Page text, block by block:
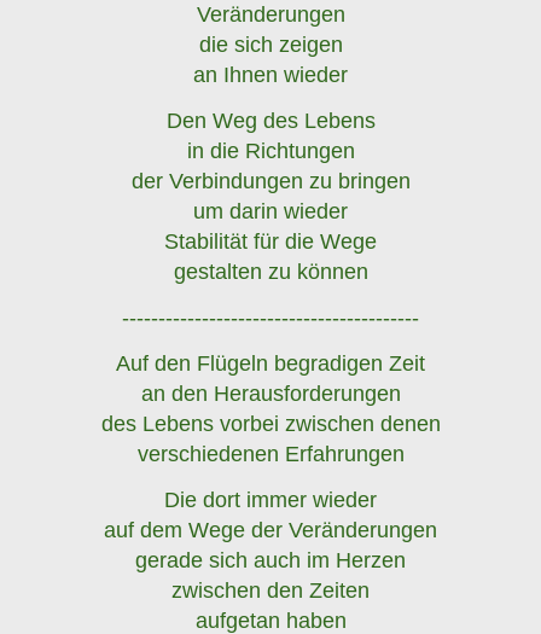
Veränderungen
die sich zeigen
an Ihnen wieder
Den Weg des Lebens
in die Richtungen
der Verbindungen zu bringen
um darin wieder
Stabilität für die Wege
gestalten zu können
-----------------------------------------
Auf den Flügeln begradigen Zeit
an den Herausforderungen
des Lebens vorbei zwischen denen
verschiedenen Erfahrungen
Die dort immer wieder
auf dem Wege der Veränderungen
gerade sich auch im Herzen
zwischen den Zeiten
aufgetan haben